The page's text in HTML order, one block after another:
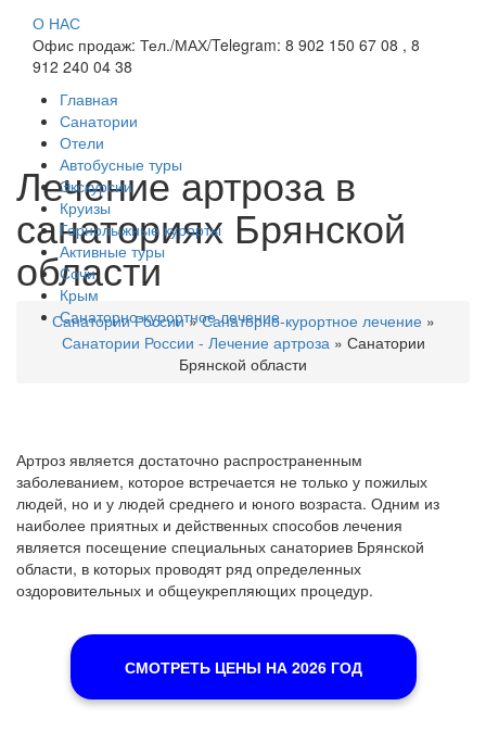
О НАС
Офис продаж: Тел./МАХ/Telegram: 8 902 150 67 08 , 8
912 240 04 38
Главная
Санатории
Отели
Автобусные туры
Экскурсии
Круизы
Горнолыжные курорты
Активные туры
Сочи
Крым
Санаторно-курортное лечение
Лечение артроза в
санаториях Брянской
области
Санатории России»Санаторно-курортное лечение»
Санатории России - Лечение артроза» Санатории
Брянской области
Артроз является достаточно распространенным
заболеванием, которое встречается не только у пожилых
людей, но и у людей среднего и юного возраста. Одним из
наиболее приятных и действенных способов лечения
является посещение специальных санаториев Брянской
области, в которых проводят ряд определенных
оздоровительных и общеукрепляющих процедур.
СМОТРЕТЬ ЦЕНЫ НА 2026 ГОД